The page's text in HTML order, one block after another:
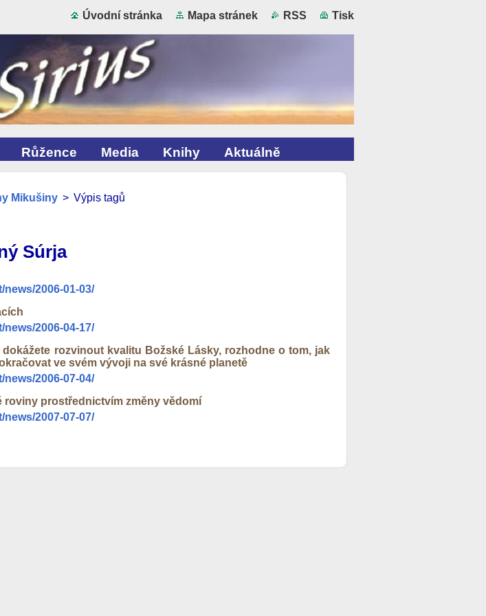
Úvodní stránka Mapa stránek RSS Tisk
Růžence Media Knihy Aktuálně
Mikušiny > Výpis tagů
Súrja
2006-01-03/
2006-04-17/
rozvinout kvalitu Božské Lásky, rozhodne o tom, jak
ve svém vývoji na své krásné planetě
2006-07-04/
roviny prostřednictvím změny vědomí
2007-07-07/